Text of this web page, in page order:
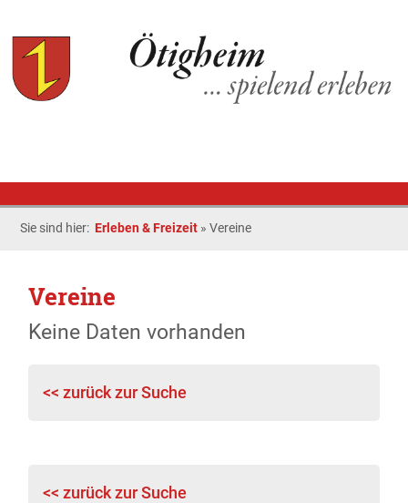
Sie sind hier: Erleben & Freizeit »Vereine
Vereine
Keine Daten vorhanden
<< zurück zur Suche
<< zurück zur Suche